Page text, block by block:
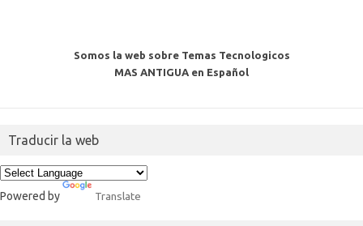
Somos la web sobre Temas Tecnologicos
MAS ANTIGUA en Español
Traducir la web
Powered by Translate